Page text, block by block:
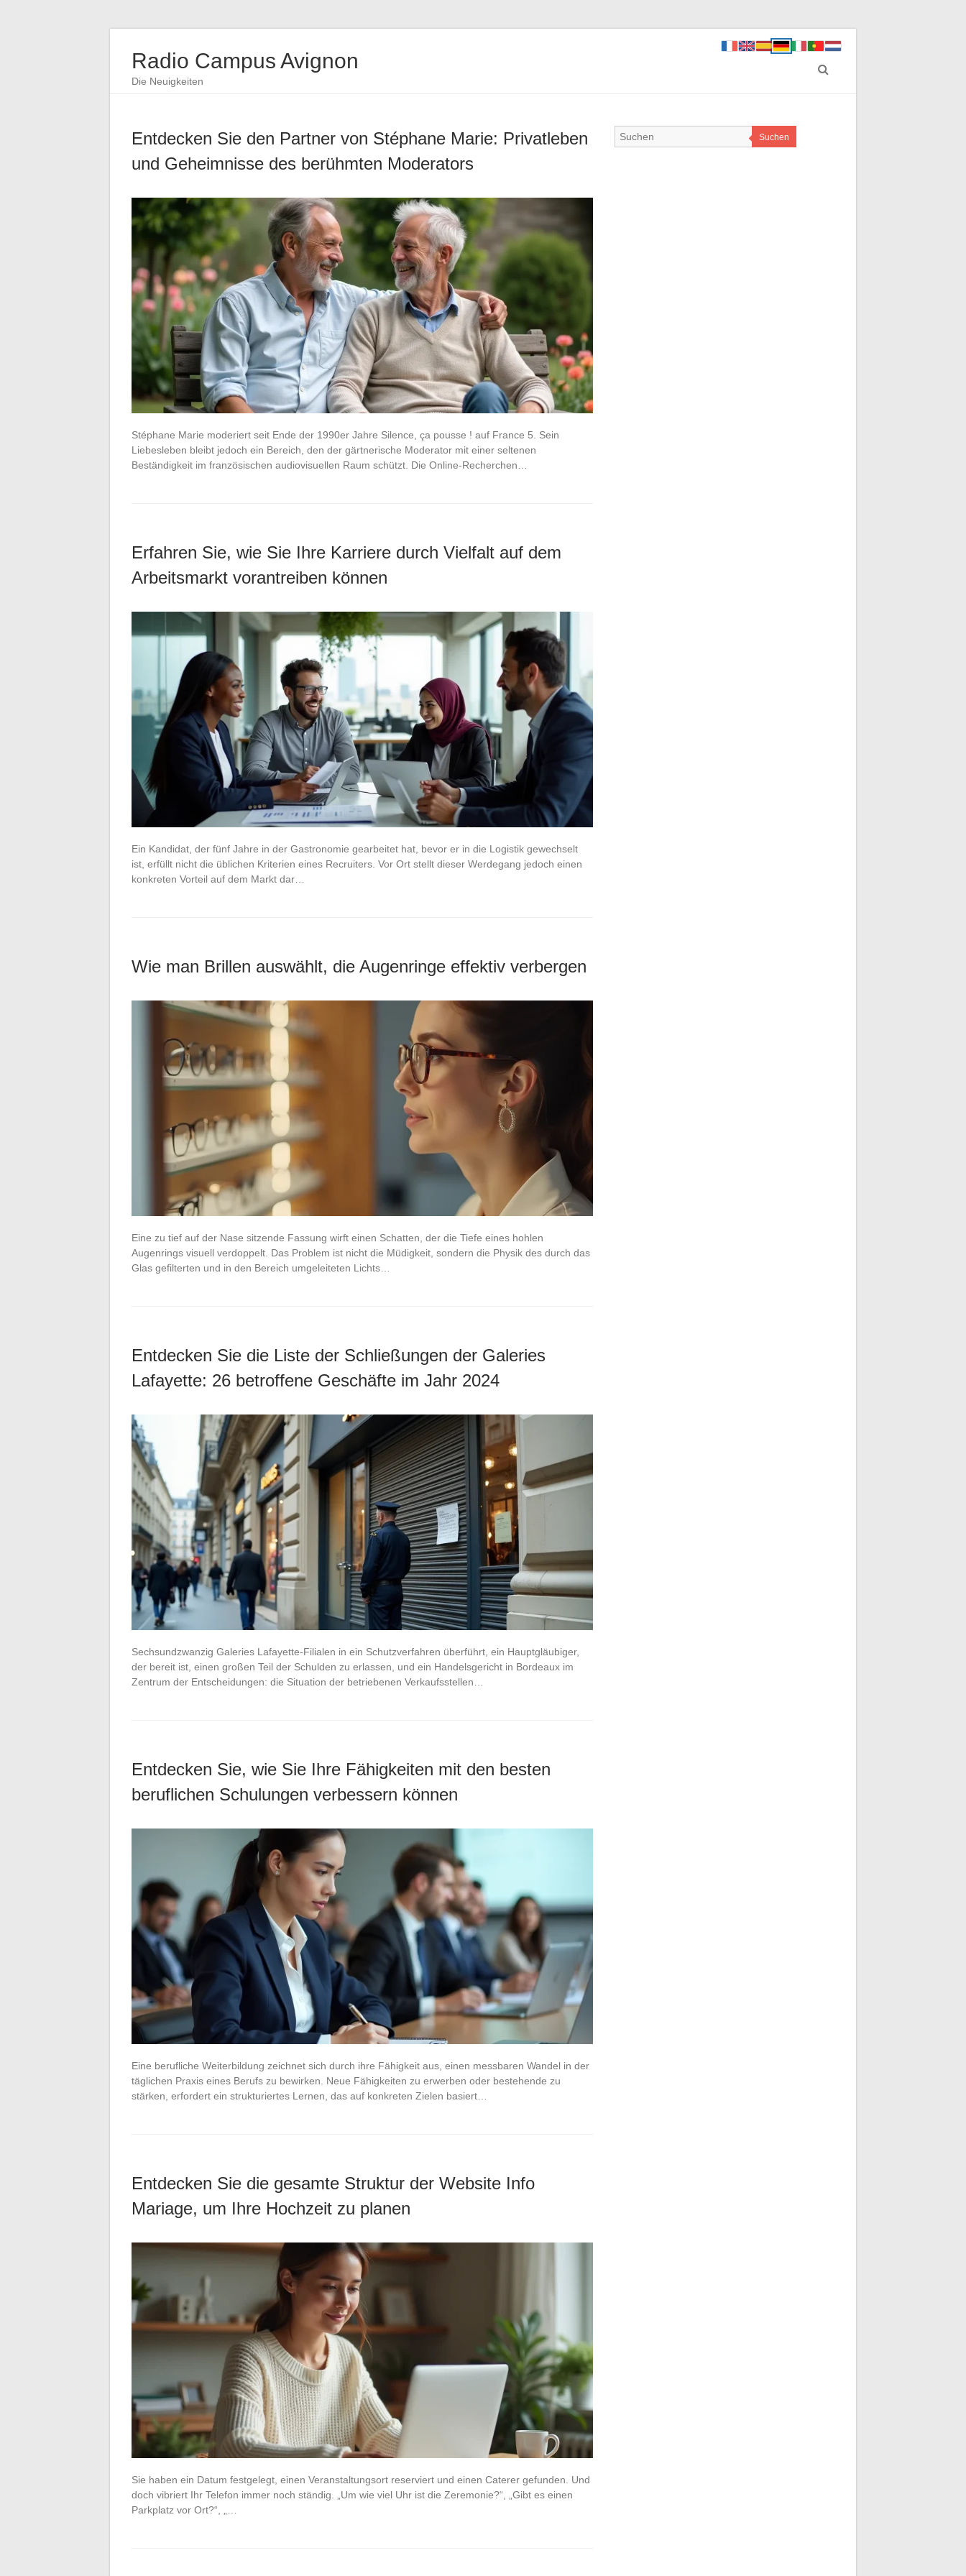
Radio Campus Avignon
Die Neuigkeiten
Entdecken Sie den Partner von Stéphane Marie: Privatleben
und Geheimnisse des berühmten Moderators
Stéphane Marie moderiert seit Ende der 1990er Jahre Silence, ça pousse ! auf France 5. Sein
Liebesleben bleibt jedoch ein Bereich, den der gärtnerische Moderator mit einer seltenen
Beständigkeit im französischen audiovisuellen Raum schützt. Die Online-Recherchen…
Erfahren Sie, wie Sie Ihre Karriere durch Vielfalt auf dem
Arbeitsmarkt vorantreiben können
Ein Kandidat, der fünf Jahre in der Gastronomie gearbeitet hat, bevor er in die Logistik gewechselt
ist, erfüllt nicht die üblichen Kriterien eines Recruiters. Vor Ort stellt dieser Werdegang jedoch einen
konkreten Vorteil auf dem Markt dar…
Wie man Brillen auswählt, die Augenringe effektiv verbergen
Eine zu tief auf der Nase sitzende Fassung wirft einen Schatten, der die Tiefe eines hohlen
Augenrings visuell verdoppelt. Das Problem ist nicht die Müdigkeit, sondern die Physik des durch das
Glas gefilterten und in den Bereich umgeleiteten Lichts…
Entdecken Sie die Liste der Schließungen der Galeries
Lafayette: 26 betroffene Geschäfte im Jahr 2024
Sechsundzwanzig Galeries Lafayette-Filialen in ein Schutzverfahren überführt, ein Hauptgläubiger,
der bereit ist, einen großen Teil der Schulden zu erlassen, und ein Handelsgericht in Bordeaux im
Zentrum der Entscheidungen: die Situation der betriebenen Verkaufsstellen…
Entdecken Sie, wie Sie Ihre Fähigkeiten mit den besten
beruflichen Schulungen verbessern können
Eine berufliche Weiterbildung zeichnet sich durch ihre Fähigkeit aus, einen messbaren Wandel in der
täglichen Praxis eines Berufs zu bewirken. Neue Fähigkeiten zu erwerben oder bestehende zu
stärken, erfordert ein strukturiertes Lernen, das auf konkreten Zielen basiert…
Entdecken Sie die gesamte Struktur der Website Info
Mariage, um Ihre Hochzeit zu planen
Sie haben ein Datum festgelegt, einen Veranstaltungsort reserviert und einen Caterer gefunden. Und
doch vibriert Ihr Telefon immer noch ständig. „Um wie viel Uhr ist die Zeremonie?“, „Gibt es einen
Parkplatz vor Ort?“, „…
Suchen